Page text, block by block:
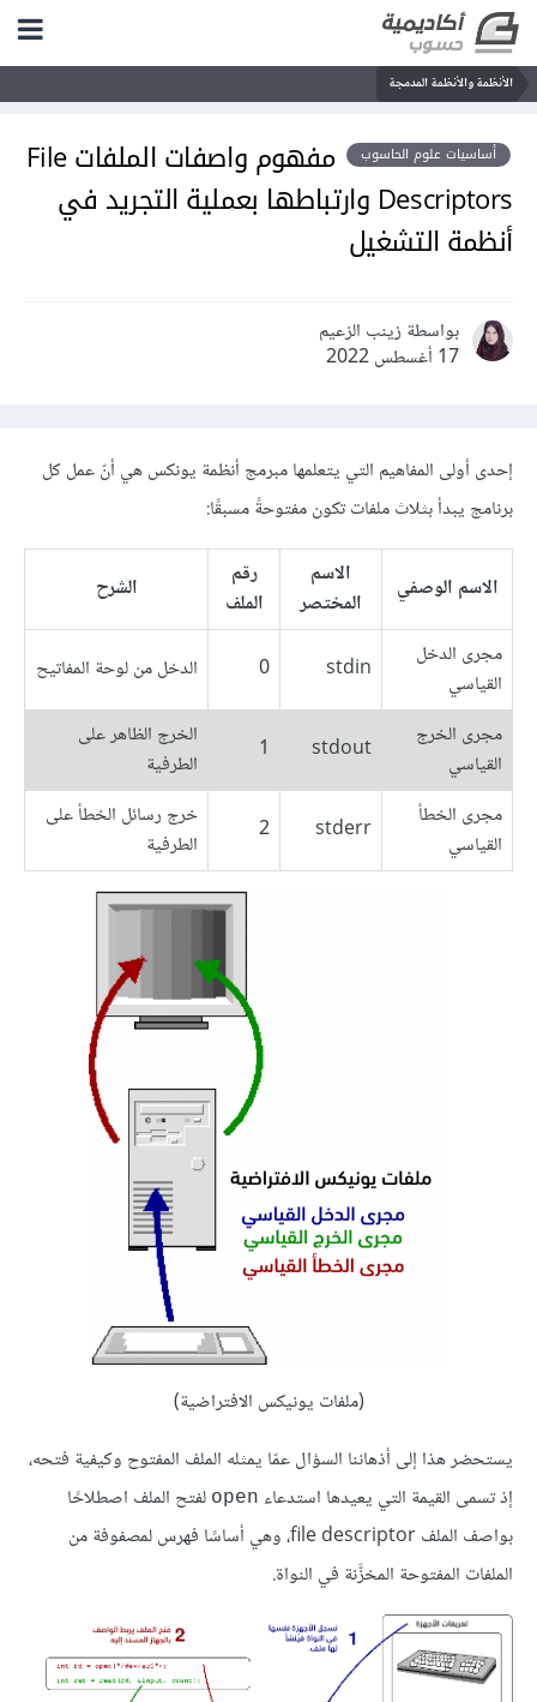
الأنظمة والأنظمة المدمجة
أساسيات علوم الحاسوب
مفهوم واصفات الملفات File
Descriptors وارتباطها بعملية التجريد في
أنظمة التشغيل
بواسطة زينب الزعيم
17 أغسطس 2022
إحدى أولى المفاهيم التي يتعلمها مبرمج أنظمة يونكس هي أنّ عمل كل
برنامج يبدأ بثلاث ملفات تكون مفتوحةً مسبقًا:
الاسم الوصفي
الاسم
المختصر
رقم
الملف
الشرح
مجرى الدخل
القياسي
stdin
0 الدخل من لوحة المفاتيح
مجرى الخرج
القياسي
stdout
1
الخرج الظاهر على
الطرفية
مجرى الخطأ
القياسي
stderr
2
خرج رسائل الخطأ على
الطرفية
(ملفات يونيكس الافتراضية)
يستحضر هذا إلى أذهاننا السؤال عمّا يمثله الملف المفتوح وكيفية فتحه،
إذ تسمى القيمة التي يعيدها استدعاء open لفتح الملف اصطلاحًا
بواصف الملف file descriptor، وهي أساسًا فهرس لمصفوفة من
الملفات المفتوحة المخزَّنة في النواة.